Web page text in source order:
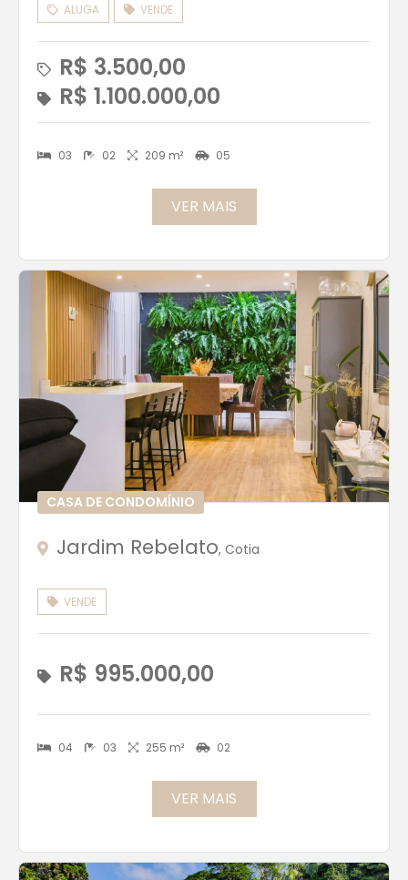
ALUGA VENDE
R$ 3.500,00
R$ 1.100.000,00
03 02 209 m² 05
VER MAIS
CASA DE CONDOMÍNIO
Jardim Rebelato, Cotia
VENDE
R$ 995.000,00
04 03 255 m² 02
VER MAIS